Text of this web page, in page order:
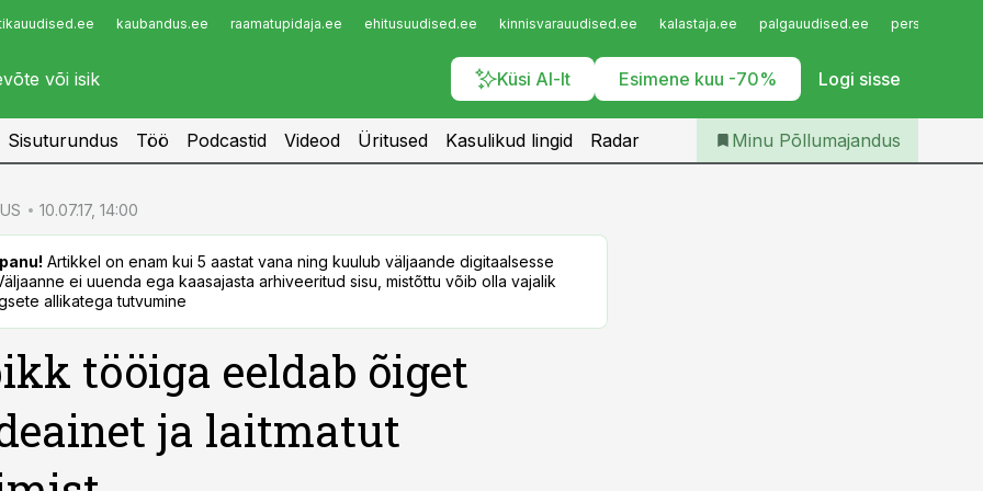
kaubandus.ee raamatupidaja.ee ehitusuudised.ee kinnisvarauudised.ee kalastaja.ee palgauudised.ee
Küsi AI-lt Esimene kuu -70% Logi sisse
Infopank
Iseteenindus
Telli Põllumajandus
Sisuturundus Töö Podcastid Videod Üritused Kasulikud lingid Radar Minu Põllumajandus
10.07.17, 14:00
Artikkel on enam kui 5 aastat vana ning kuulub väljaande digitaalsesse
ei uuenda ega kaasajasta arhiveeritud sisu, mistõttu võib olla vajalik
allikatega tutvumine
tööiga eeldab õiget
ja laitmatut